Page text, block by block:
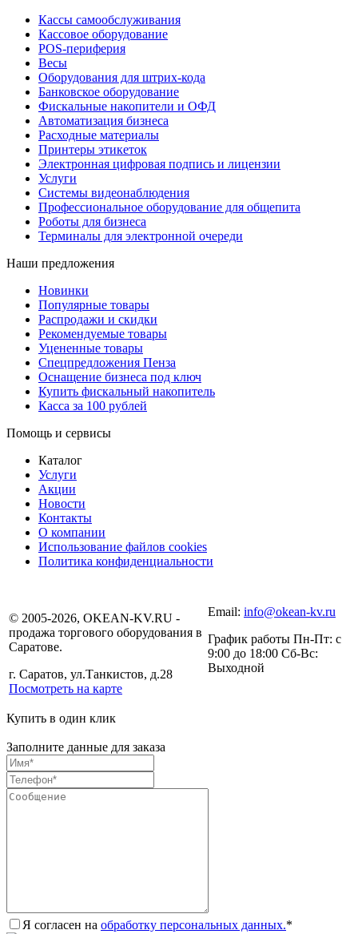
Кассы самообслуживания
Кассовое оборудование
POS-периферия
Весы
Оборудования для штрих-кода
Банковское оборудование
Фискальные накопители и ОФД
Автоматизация бизнеса
Расходные материалы
Принтеры этикеток
Электронная цифровая подпись и лицензии
Услуги
Системы видеонаблюдения
Профессиональное оборудование для общепита
Роботы для бизнеса
Терминалы для электронной очереди
Наши предложения
Новинки
Популярные товары
Распродажи и скидки
Рекомендуемые товары
Уцененные товары
Спецпредложения Пенза
Оснащение бизнеса под ключ
Купить фискальный накопитель
Касса за 100 рублей
Помощь и сервисы
Каталог
Услуги
Акции
Новости
Контакты
О компании
Использование файлов cookies
Политика конфиденциальности
© 2005-2026, OKEAN-KV.RU -
продажа торгового оборудования в
Саратове.
г. Саратов, ул.Танкистов, д.28
Посмотреть на карте
Email: info@okean-kv.ru
График работы Пн-Пт: с
9:00 до 18:00 Сб-Вс:
Выходной
Купить в один клик
Заполните данные для заказа
Я согласен на обработку персональных данных.*